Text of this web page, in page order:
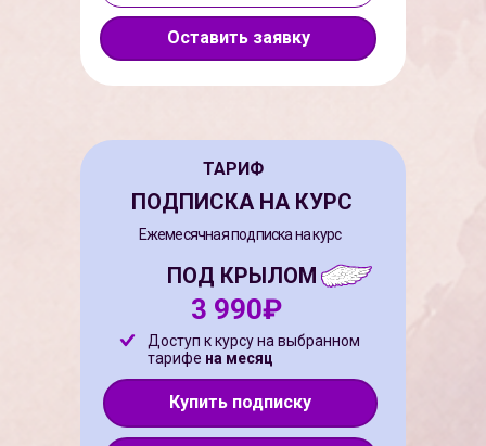
ТАРИФ
ПОДПИСКА НА КУРС
Оставить заявку
ПОД КРЫЛОМ
Ежемесячная подписка на курс
3 990₽
Доступ к курсу на выбранном
тарифе на месяц
Купить подписку